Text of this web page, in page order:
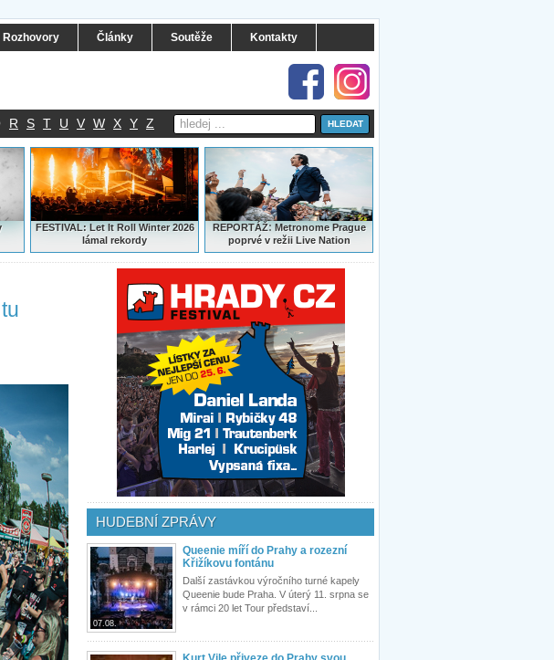
Rozhovory Články Soutěže Kontakty
R S T U V W X Y Z
FESTIVAL: Let It Roll Winter 2026
lámal rekordy
REPORTÁŽ:Metronome Prague
poprvé v režii Live Nation
HUDEBNÍ ZPRÁVY
07.08.
Queenie míří do Prahy a rozezní
Křižíkovu fontánu
Další zastávkou výročního turné kapely
Queenie bude Praha. V úterý 11. srpna se
v rámci 20 let Tour představí...